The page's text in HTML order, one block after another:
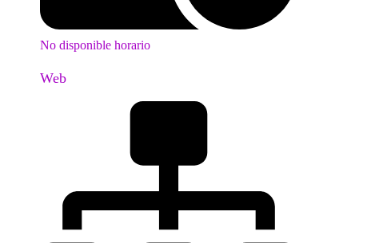
No disponible horario
Web